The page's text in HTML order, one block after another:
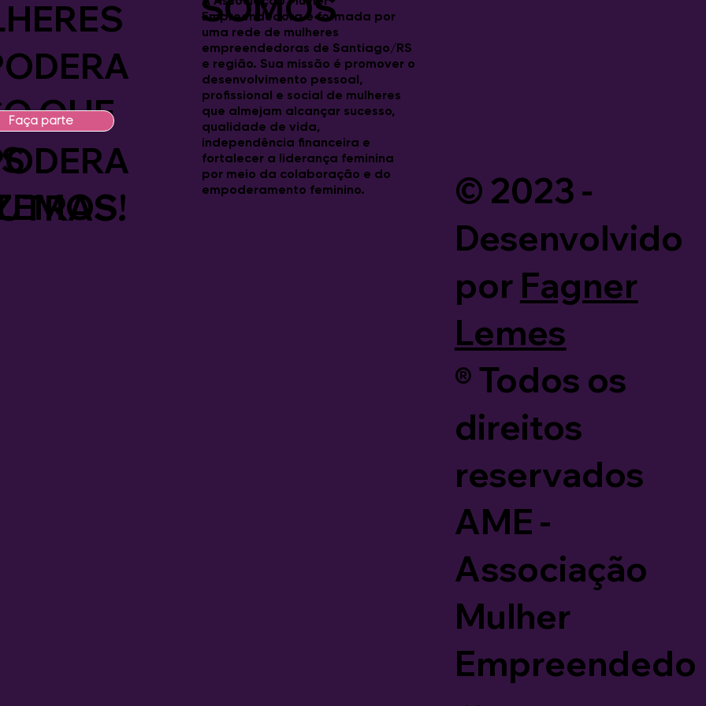
8ª Capacitação para
Mulheres começa com
entusiasmo e novas
Sucesso no primeiro
Chuva de Ideias na Prática!
QUE
Faça parte
Empreendedora é formada por
uma rede de mulheres
empreendedoras de Santiago/RS
e região. Sua missão é promover o
desenvolvimento pessoal,
profissional e social de mulheres
que almejam alcançar sucesso,
qualidade de vida,
independência financeira e
fortalecer a liderança feminina
por meio da colaboração e do
empoderamento feminino.
© 2023 -
Desenvolvido
por Fagner
Lemes
®️ Todos os
direitos
reservados
AME -
Associação
Mulher
Empreendedo